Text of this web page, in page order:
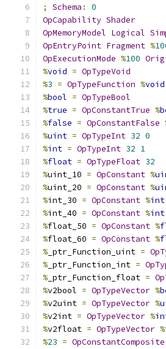
;
Schema :
0
OpCapability Shader
OpMemoryModel Logical
OpEntryPoint Fragment %
OpExecutionMode %100
%void = OpTypeVoid
%3 = OpTypeFunction %void
%bool = OpTypeBool
%true = OpConstantTrue %
%false = OpConstantFalse
%uint = OpTypeInt 32 0
%int = OpTypeInt 32 1
%float = OpTypeFloat 32
%uint_10 = OpConstant %
%uint_20 = OpConstant %
%int_30 = OpConstant %int
%int_40 = OpConstant %int
%float_50 = OpConstant %
%float_60 = OpConstant %
% _ptr_Function_uint =
% _ptr_Function_int =
% _ptr_Function_float =
%v2bool = OpTypeVector %
%v2uint = OpTypeVector %
%v2int = OpTypeVector %
%v2float = OpTypeVector %
%23 = OpConstantComposite